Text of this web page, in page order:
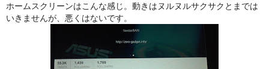
ホームスクリーンはこんな感じ。動きはヌルヌルサクサクとまでは
いきませんが、悪くはないです。